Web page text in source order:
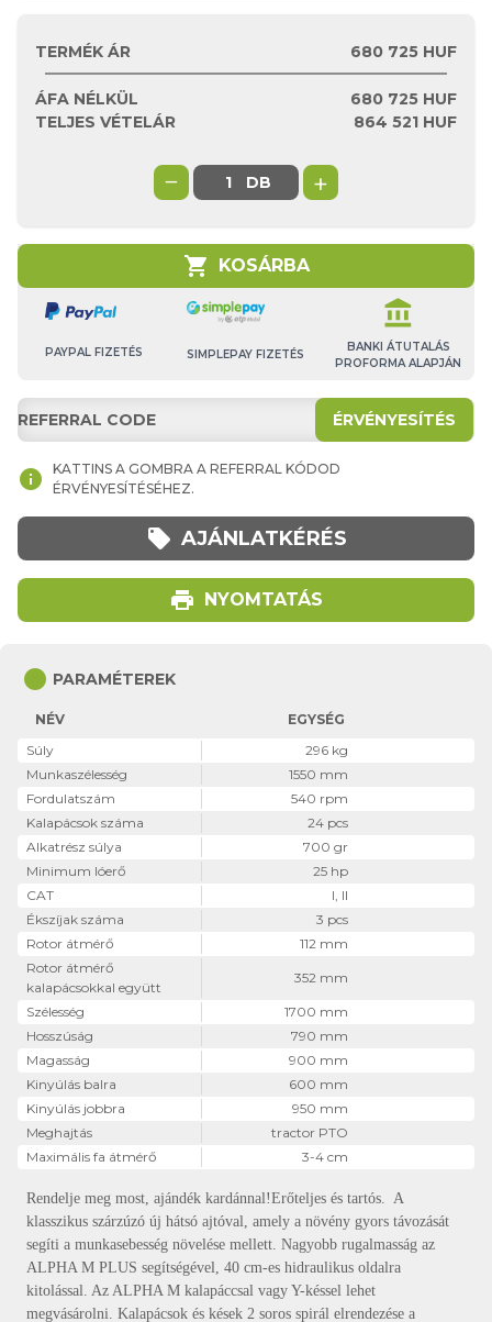
TERMÉK ÁR 680 725 HUF
ÁFA NÉLKÜL 680 725 HUF
TELJES VÉTELÁR
864 521 HUF
− DB +
shopping_cart KOSÁRBA
PAYPAL FIZETÉS SIMPLEPAY FIZETÉS
account_balance
BANKI ÁTUTALÁS
PROFORMA ALAPJÁN
ÉRVÉNYESÍTÉS
info
KATTINS A GOMBRA A REFERRAL KÓDOD
ÉRVÉNYESÍTÉSÉHEZ.
local_offer AJÁNLATKÉRÉS
print NYOMTATÁS
circle PARAMÉTEREK
NÉV
EGYSÉG
Súly
296 kg
Munkaszélesség
1550 mm
Fordulatszám
540 rpm
Kalapácsok száma
24 pcs
Alkatrész súlya
700 gr
Minimum lóerő
25 hp
CAT
I, II
Ékszíjak száma
3 pcs
Rotor átmérő
112 mm
Rotor átmérő
kalapácsokkal együtt
352 mm
Szélesség
1700 mm
Hosszúság
790 mm
Magasság
900 mm
Kinyúlás balra
600 mm
Kinyúlás jobbra
950 mm
Meghajtás
tractor PTO
Maximális fa átmérő
3-4 cm
Rendelje meg most, ajándék kardánnal!Erőteljes és tartós. A
klasszikus szárzúzó új hátsó ajtóval, amely a növény gyors távozását
segíti a munkasebesség növelése mellett. Nagyobb rugalmasság az
ALPHA M PLUS segítségével, 40 cm-es hidraulikus oldalra
kitolással. Az ALPHA M kalapáccsal vagy Y-késsel lehet
megvásárolni. Kalapácsok és kések 2 soros spirál elrendezése a